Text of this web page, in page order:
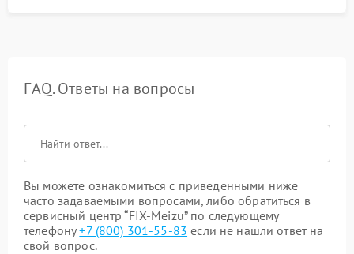
FAQ. Ответы на вопросы
Вы можете ознакомиться с приведенными ниже
часто задаваемыми вопросами, либо обратиться в
сервисный центр “FIX-Meizu” по следующему
телефону+7 (800) 301-55-83 если не нашли ответ на
свой вопрос.